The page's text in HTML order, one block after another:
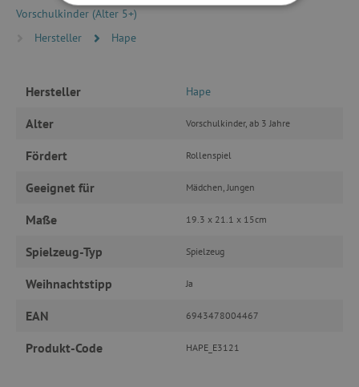
Vorschulkinder (Alter 5+)
Hersteller
Hape
Hersteller Hape
Alter Vorschulkinder, ab 3 Jahre
Fördert Rollenspiel
Geeignet für Mädchen, Jungen
Maße 19.3 x 21.1 x 15cm
Spielzeug-Typ Spielzeug
Weihnachtstipp Ja
EAN 6943478004467
Produkt-Code HAPE_E3121
UNBEDINGT ERFORDERLICH
FUNKTIONALITÄT
Funktionalität
Unbedingt erforderliche Cookies ermöglichen
Benutzeranmeldung und die Kontoverwaltung.
Ohne die unbedingt erforderlichen Cookies